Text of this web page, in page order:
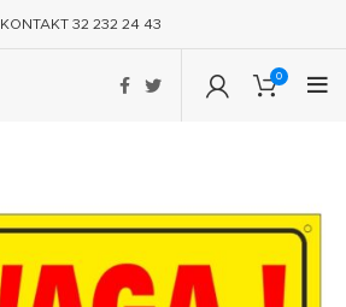
KONTAKT 32 232 24 43
0